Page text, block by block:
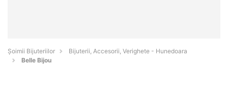
Şoimii Bijuteriilor
Bijuterii, Accesorii, Verighete - Hunedoara
Belle Bijou